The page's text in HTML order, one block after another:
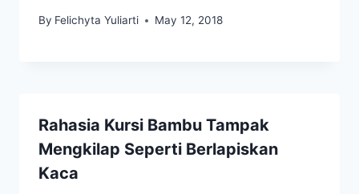
By Felichyta Yuliarti May 12, 2018
Rahasia Kursi Bambu Tampak
Mengkilap Seperti Berlapiskan
Kaca